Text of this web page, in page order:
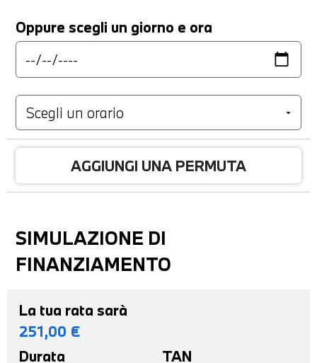
Oppure scegli un giorno e ora
AGGIUNGI UNA PERMUTA
SIMULAZIONE DI
FINANZIAMENTO
La tua rata sarà
251,00 €
Durata
TAN